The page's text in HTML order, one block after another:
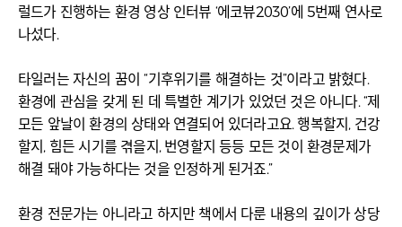
럴드가 진행하는 환경 영상 인터뷰 ‘에코뷰2030’에 5번째 연사로
나섰다.
타일러는 자신의 꿈이 “기후위기를 해결하는 것”이라고 밝혔다.
환경에 관심을 갖게 된 데 특별한 계기가 있었던 것은 아니다. “제
모든 앞날이 환경의 상태와 연결되어 있더라고요. 행복할지, 건강
할지, 힘든 시기를 겪을지, 번영할지 등등 모든 것이 환경문제가
해결 돼야 가능하다는 것을 인정하게 된거죠.”
환경 전문가는 아니라고 하지만 책에서 다룬 내용의 깊이가 상당